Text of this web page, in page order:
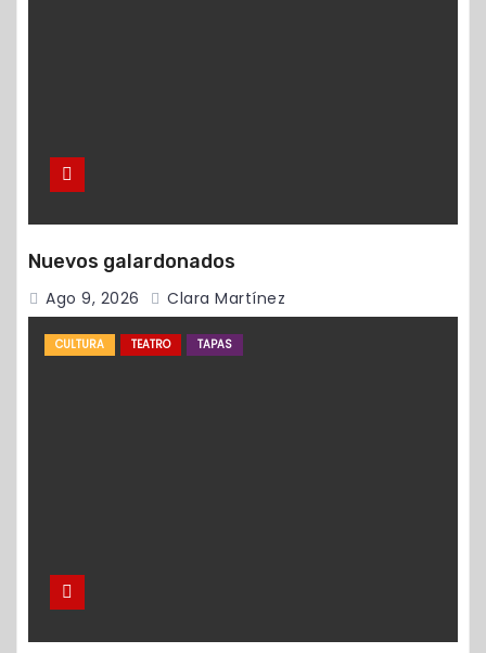
Nuevos galardonados
Ago 9, 2026 Clara Martínez
CULTURA TEATRO TAPAS